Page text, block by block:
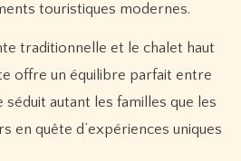
touristiques modernes.
traditionnelle et le chalet haut
offre un équilibre parfait entre
autant les familles que les
en quête d’expériences uniques